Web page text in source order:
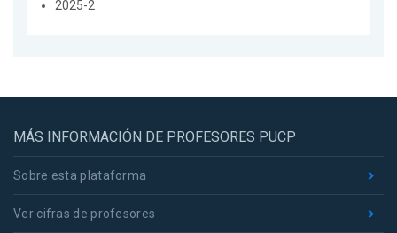
2025-2
MÁS INFORMACIÓN DE PROFESORES PUCP
Sobre esta plataforma
Ver cifras de profesores